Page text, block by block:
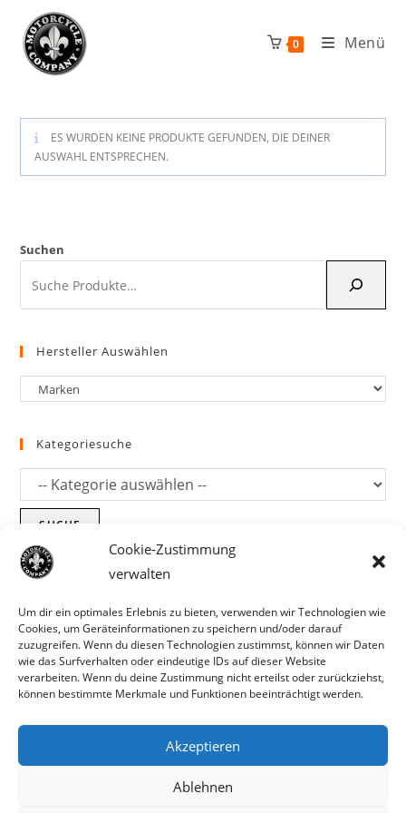
Cookie-Zustimmung
verwalten
Um dir ein optimales Erlebnis zu bieten, verwenden wir Technologien wie
Cookies, um Geräteinformationen zu speichern und/oder darauf
zuzugreifen. Wenn du diesen Technologien zustimmst, können wir Daten
wie das Surfverhalten oder eindeutige IDs auf dieser Website
verarbeiten. Wenn du deine Zustimmung nicht erteilst oder zurückziehst,
können bestimmte Merkmale und Funktionen beeinträchtigt werden.
Akzeptieren
Ablehnen
Parts für Harley Davidson, Indian und
Inhalt
springen
0 Menü
ES WURDEN KEINE PRODUKTE GEFUNDEN, DIE DEINER
AUSWAHL ENTSPRECHEN.
Suchen
Hersteller Auswählen
Kategoriesuche
SUCHE